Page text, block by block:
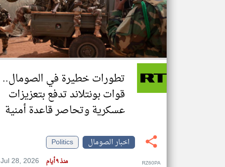
تطورات خطيرة في الصومال..
قوات بونتلاند تدفع بتعزيزات
عسكرية وتحاصر قاعدة أمنية
اخبار الصومال
Politics
Jul 28, 2026
منذ ٩ أيام RZ60PA